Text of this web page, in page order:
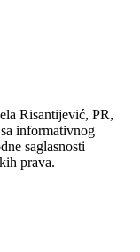
Risantijević, PR,
informativnog
saglasnosti
prava.